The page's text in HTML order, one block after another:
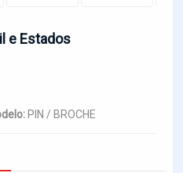
e Estados
PIN / BROCHE